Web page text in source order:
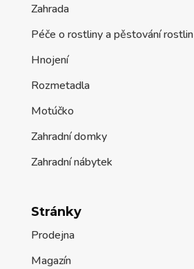
Zahrada
Péče o rostliny a pěstování rostlin
Hnojení
Rozmetadla
Motúčko
Zahradní domky
Zahradní nábytek
Stránky
Prodejna
Magazín